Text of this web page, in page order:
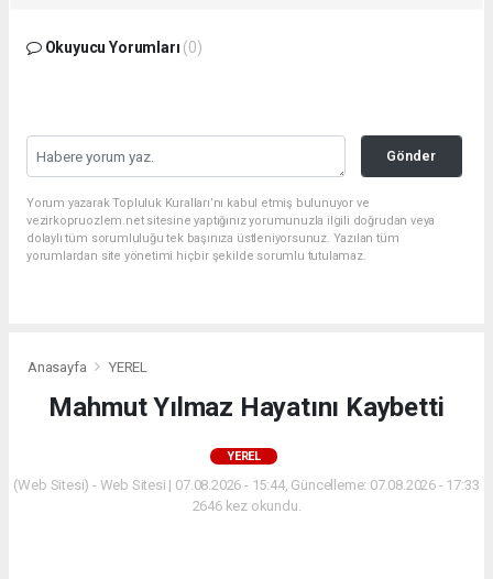
Okuyucu Yorumları (0)
Gönder
Yorum yazarak Topluluk Kuralları’nı kabul etmiş bulunuyor ve
vezirkopruozlem.net sitesine yaptığınız yorumunuzla ilgili doğrudan veya
dolaylı tüm sorumluluğu tek başınıza üstleniyorsunuz. Yazılan tüm
yorumlardan site yönetimi hiçbir şekilde sorumlu tutulamaz.
Anasayfa YEREL
Mahmut Yılmaz Hayatını Kaybetti
YEREL
(Web Sitesi) - Web Sitesi | 07.08.2026 - 15:44, Güncelleme: 07.08.2026 - 17:33
2646 kez okundu.